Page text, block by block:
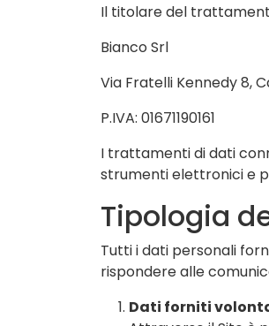
Il titolare del
Bianco Srl
Via Fratelli Kennedy 8,
P.IVA: 01671190161
I trattamenti di dati
strumenti elettronici e
Tipologia
Tutti i dati personali
rispondere alle
Dati forniti